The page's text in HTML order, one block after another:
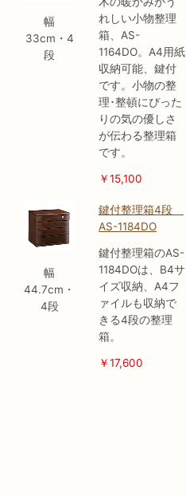
幅
33cm・4
段
れしい小物整理
箱、AS-
1164DO。A4用紙
収納可能、鍵付
です。小物の整
理･整頓にぴった
りの気の優しさ
が伝わる整理箱
です。
￥15,100
幅
44.7cm・
4段
鍵付整理箱4段
AS-1184DO
鍵付整理箱のAS-
1184DOは、B4サ
イズ収納、A4フ
ァイルも収納で
きる4段の整理
箱。
￥17,600